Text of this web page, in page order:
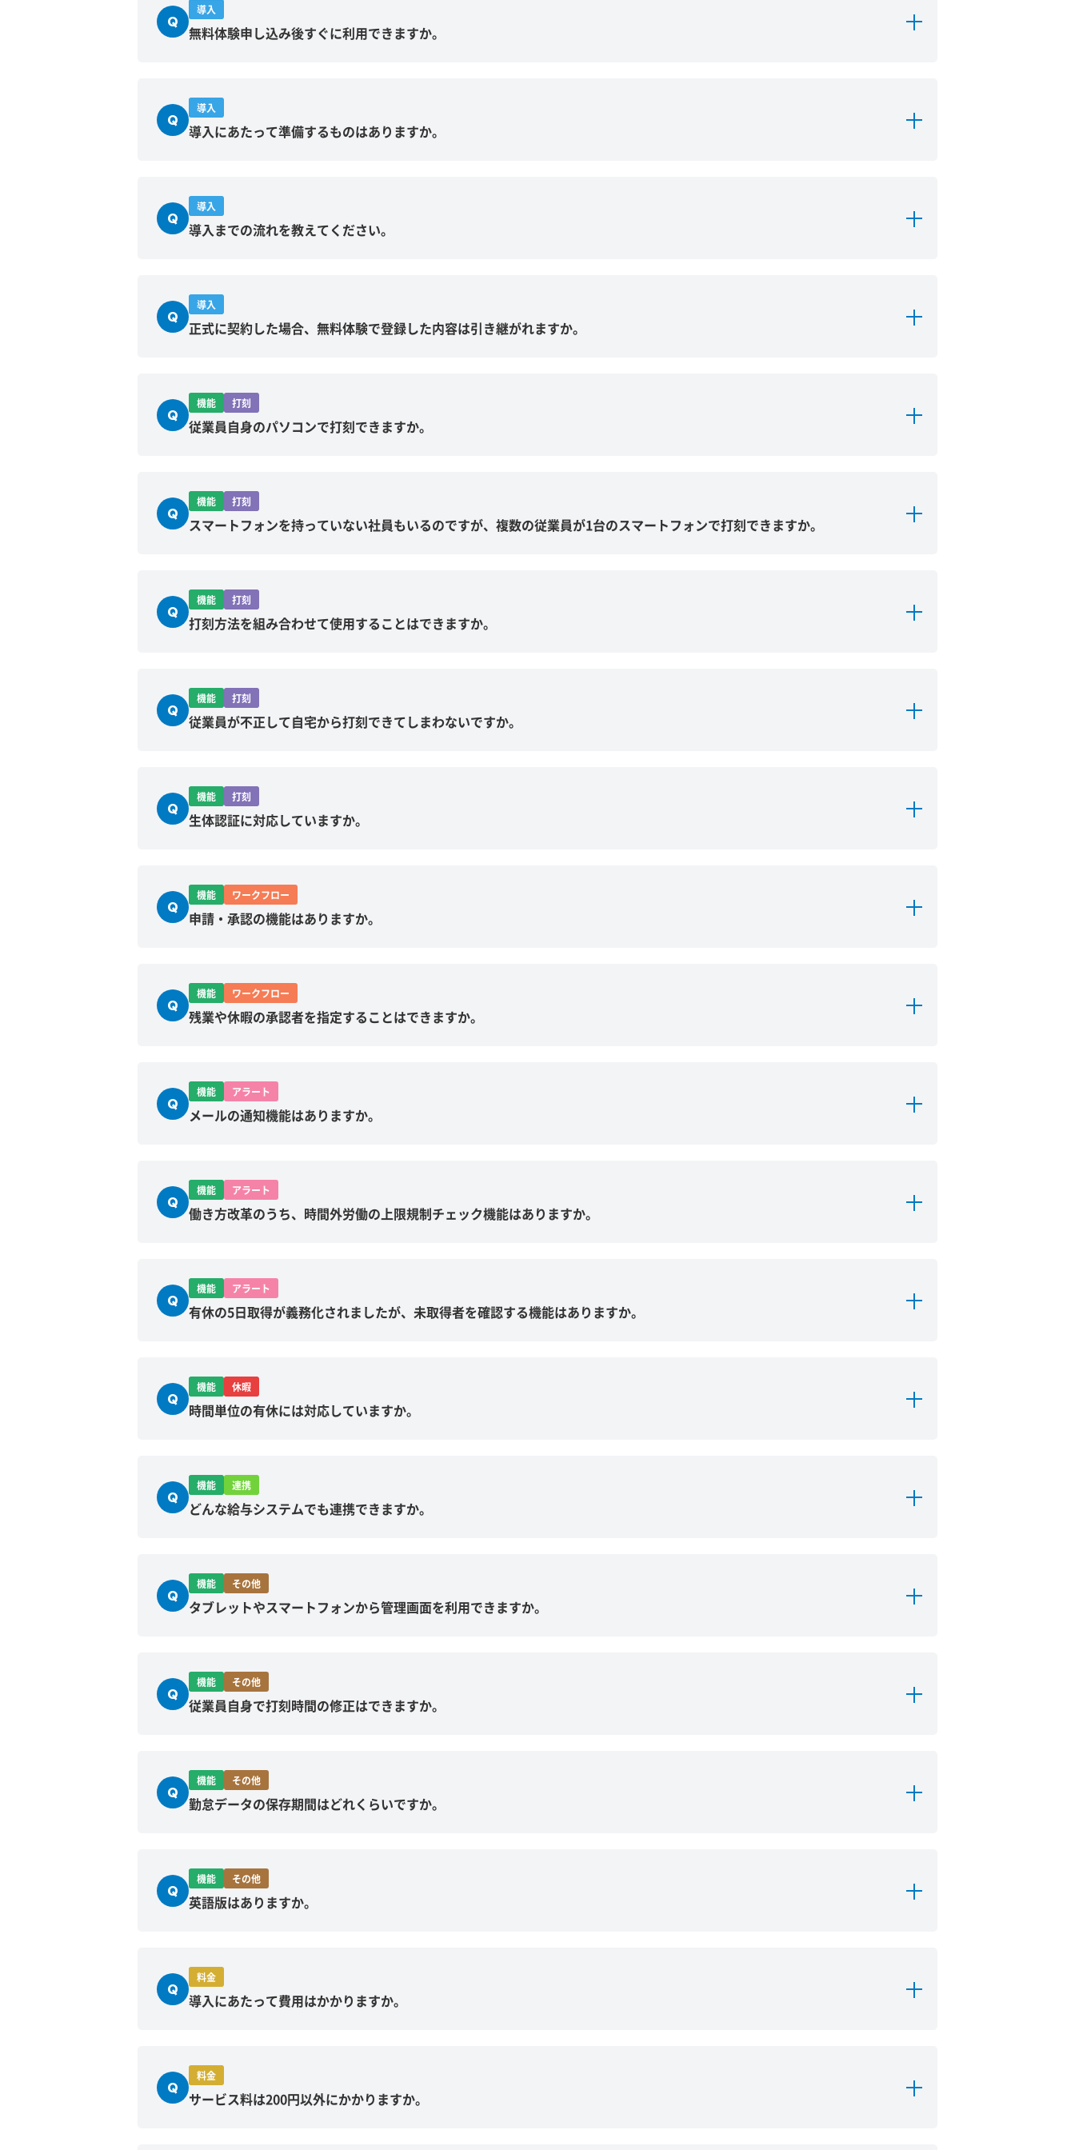
Q
導入
無料体験申し込み後すぐに利用できますか。
Q
導入
導入にあたって準備するものはありますか。
Q
導入
導入までの流れを教えてください。
Q
導入
正式に契約した場合、無料体験で登録した内容は引き継がれますか。
Q
機能 打刻
従業員自身のパソコンで打刻できますか。
Q
機能 打刻
スマートフォンを持っていない社員もいるのですが、複数の従業員が1台のスマートフォンで打刻できますか。
Q
機能 打刻
打刻方法を組み合わせて使用することはできますか。
Q
機能 打刻
従業員が不正して自宅から打刻できてしまわないですか。
Q
機能 打刻
生体認証に対応していますか。
Q
機能 ワークフロー
申請・承認の機能はありますか。
Q
機能 ワークフロー
残業や休暇の承認者を指定することはできますか。
Q
機能 アラート
メールの通知機能はありますか。
Q
機能 アラート
働き方改革のうち、時間外労働の上限規制チェック機能はありますか。
Q
機能 アラート
有休の5日取得が義務化されましたが、未取得者を確認する機能はありますか。
Q
機能 休暇
時間単位の有休には対応していますか。
Q
機能 連携
どんな給与システムでも連携できますか。
Q
機能 その他
タブレットやスマートフォンから管理画面を利用できますか。
Q
機能 その他
従業員自身で打刻時間の修正はできますか。
Q
機能 その他
勤怠データの保存期間はどれくらいですか。
Q
機能 その他
英語版はありますか。
Q
料金
導入にあたって費用はかかりますか。
Q
料金
サービス料は200円以外にかかりますか。